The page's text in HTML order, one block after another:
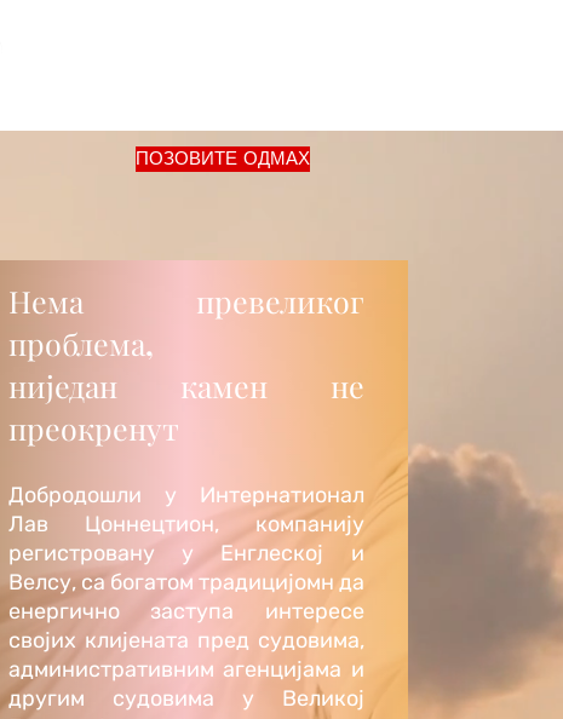
ПОЗОВИТЕ ОДМАХ
Нема превеликог
проблема,
ниједан камен не
преокренут
Добродошли у Интернатионал
Лав Цоннецтион, компанију
регистровану у Енглеској и
Велсу, са богатом традицијомн да
енергично заступа интересе
својих клијената пред судовима,
административним агенцијама и
другим судовима у Великој